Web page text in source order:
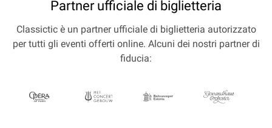
Partner ufficiale di biglietteria
Classictic è un partner ufficiale di biglietteria autorizzato
per tutti gli eventi offerti online. Alcuni dei nostri partner di
fiducia: